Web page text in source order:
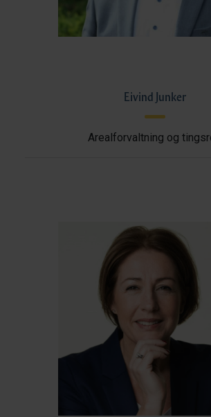
Eivind Junker
Arealforvaltning og